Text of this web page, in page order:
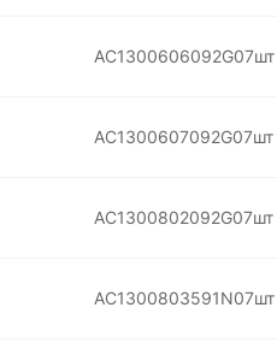
АС1300606092G07шт
АС1300607092G07шт
АС1300802092G07шт
АС1300803591N07шт